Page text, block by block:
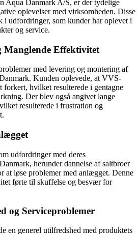
Aqua Danmark A/S, er der tydelige
oplevelser med virksomheden. Disse
i udfordringer, som kunder har oplevet i
og service.
Effektivitet
med levering og montering af
Kunden oplevede, at VVS-
forkert, hvilket resulterede i gentagne
Der blev også angivet lange
resulterede i frustration og
udfordringer med deres
herunder dannelse af saltbroer
at løse problemer med anlægget. Denne
førte til skuffelse og besvær for
og Serviceproblemer
en generel utilfredshed med produktets